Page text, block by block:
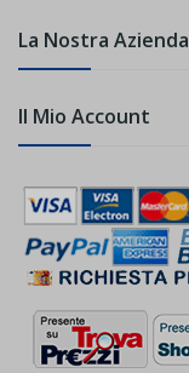
La Nostra Azienda
Il Mio Account